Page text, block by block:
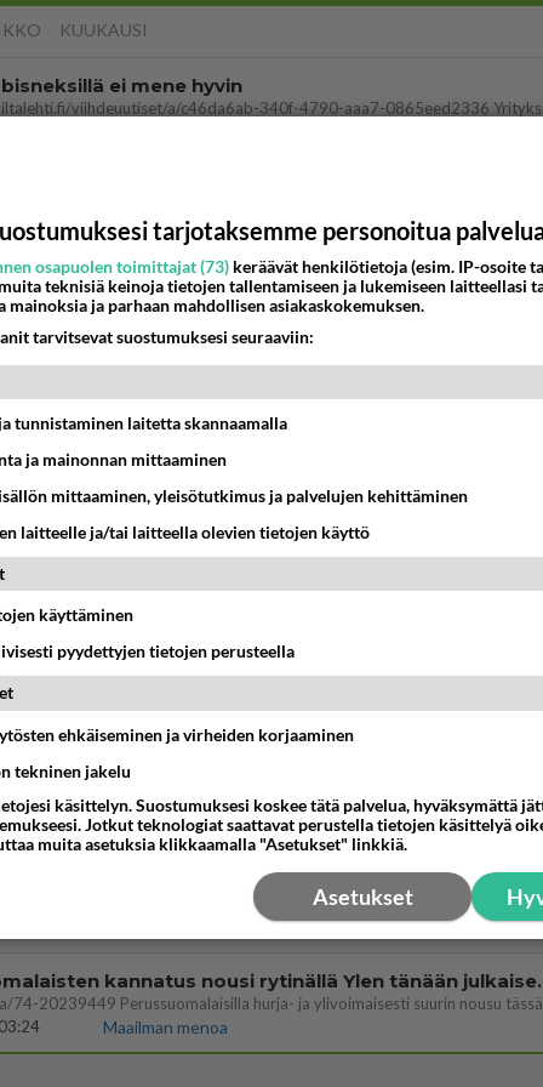
KUUKAUSI
ei mene hyvin
Kotimaiset julkkisjuorut
kaivattusi on tehnyt?
Ikävä
välit
Ikävä
Maailman menoa
suhteessa?
ymmärtänyt oikein?
suhde/molemmat ovat täysin poissuljettuja asioita? Nainen
Ikävä
kaivannut kaivattuasi ja
Ikävä
Perussuomalaisten
Maailman menoa
tarjotaksemme personoitua
osapuolen toimittajat (73) keräävät henkilötietoja (esim. IP-osoite
teknisiä keinoja tietojen tallentamiseen ja lukemiseen laitteellasi
ja parhaan mahdollisen asiakaskokemuksen.
tarvitsevat suostumuksesi seuraaviin:
tunnistaminen laitetta skannaamalla
ja mainonnan mittaaminen
mittaaminen, yleisötutkimus ja palvelujen kehittäminen
laitteelle ja/tai laitteella olevien tietojen käyttö
käyttäminen
pyydettyjen tietojen perusteella
ehkäiseminen ja virheiden korjaaminen
tekninen jakelu
käsittelyn. Suostumuksesi koskee tätä palvelua, hyväksymättä
Jotkut teknologiat saattavat perustella tietojen käsittelyä
muita asetuksia klikkaamalla "Asetukset" linkkiä.
Asetukset